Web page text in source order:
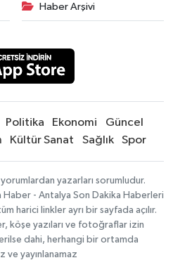
Haber Arşivi
Politika Ekonomi
Güncel
Kültür Sanat Sağlık Spor
yazarları sorumludur.
Haber - Antalya Son Dakika Haberleri
harici linkler ayrı bir sayfada açılır.
köşe yazıları ve fotoğraflar izin
dahi, herhangi bir ortamda
ve yayınlanamaz